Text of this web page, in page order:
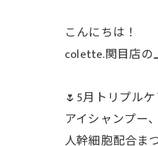
こんにちは！
colette.関目店
🌷5月トリプル
アイシャンプー
人幹細胞配合ま